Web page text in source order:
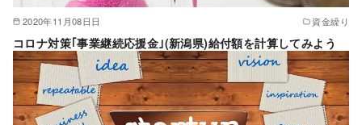
2020年11月08日日 資金繰り
コロナ対策｢事業継続応援金｣(新潟県)給付額を計算してみよう